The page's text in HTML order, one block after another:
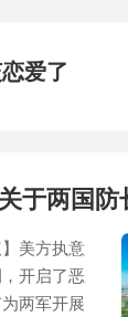
爱了
于两国防
美方执意
开启了恶
两军开展